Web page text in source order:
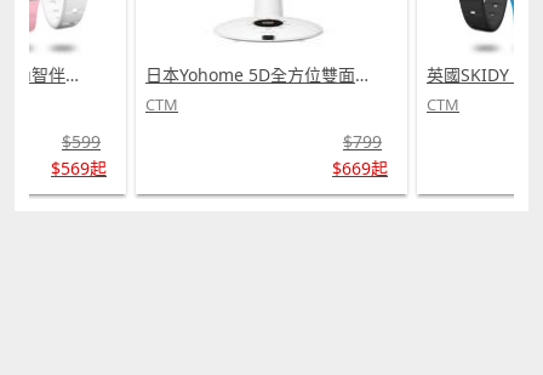
英國SKIDY SmartEdu智伴高清流暢五重定位遠控180°旋攝雙向視頻海外適配兒童智能手錶PRO (需訂貨)
$599
$569起
日本Yohome 5D全方位雙面雙葉對流淨化智能語音伸縮循環扇 PRO (需訂貨)
CTM
$799
$669起
CTM